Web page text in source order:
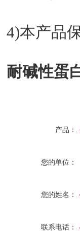
4)本产品
耐碱性蛋
产品：
您的单位：
您的姓名：
联系电话：